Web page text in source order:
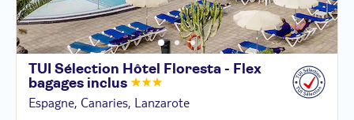
TUI Sélection Hôtel Floresta - Flex
bagages inclus
Espagne, Canaries, Lanzarote